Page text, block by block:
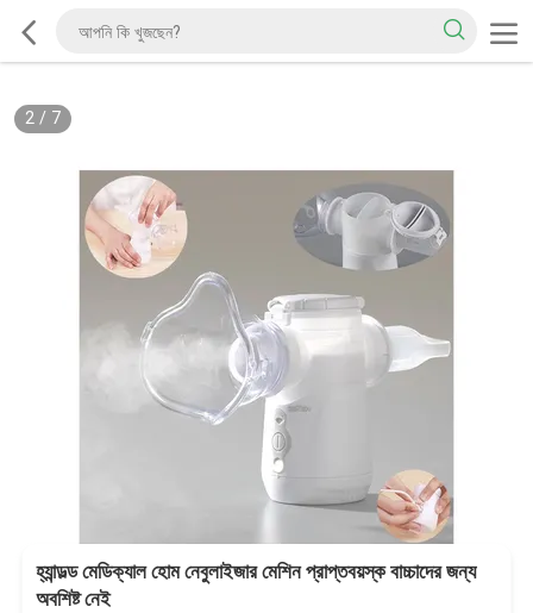
2/ 7
হ্যান্ডল্ড মেডিক্যাল হোম নেবুলাইজার মেশিন প্রাপ্তবয়স্ক বাচ্চাদের জন্য
অবশিষ্ট নেই